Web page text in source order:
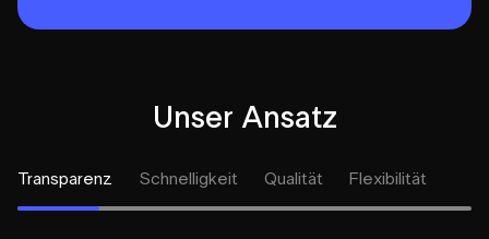
Unser Ansatz
Transparenz Schnelligkeit Qualität Flexibilität